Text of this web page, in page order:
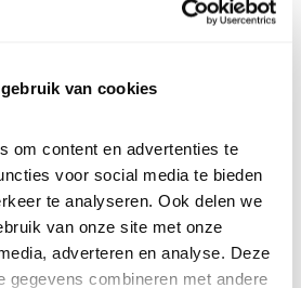
van cookies
om content en advertenties te
voor social media te bieden
te analyseren. Ook delen we
van onze site met onze
adverteren en analyse. Deze
gegevens combineren met andere
ín de nestkom wanneer deze
vrouwtjes?